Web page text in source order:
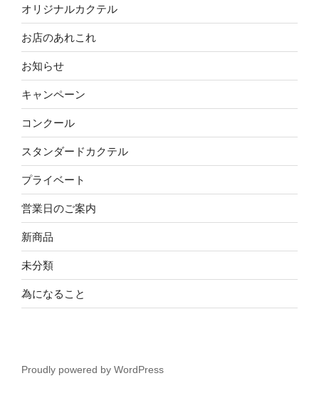
オリジナルカクテル
お店のあれこれ
お知らせ
キャンペーン
コンクール
スタンダードカクテル
プライベート
営業日のご案内
新商品
未分類
為になること
Proudly powered by WordPress